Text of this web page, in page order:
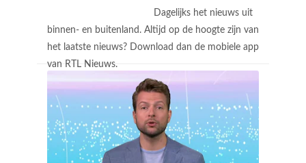
Dagelijks het nieuws uit
binnen- en buitenland. Altijd op de hoogte zijn van
het laatste nieuws? Download dan de mobiele app
van RTL Nieuws.